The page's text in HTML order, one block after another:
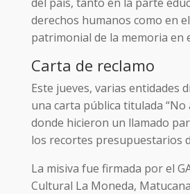
derechos humanos como en
patrimonial de la memoria en
Carta de reclamo
Este jueves, varias entidades
una carta pública titulada “No
donde hicieron un llamado
los recortes presupuestarios
La misiva fue firmada por el
Cultural La Moneda,